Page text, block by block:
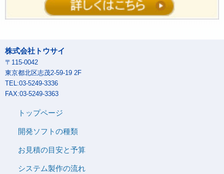
株式会社トウサイ
〒115-0042
東京都北区志茂2-59-19 2F
TEL:03-5249-3336
FAX:03-5249-3363
トップページ
開発ソフトの種類
お見積の目安と予算
システム製作の流れ